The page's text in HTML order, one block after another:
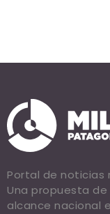
Portal de noticias
Una propuesta
alcance nacional